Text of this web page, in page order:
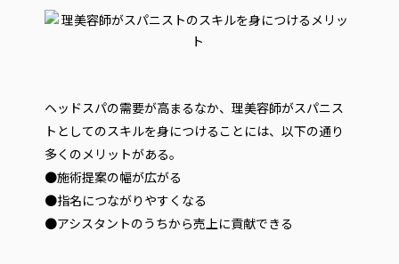
ヘッドスパの需要が高まるなか、理美容師がスパニス
トとしてのスキルを身につけることには、以下の通り
多くのメリットがある。
●施術提案の幅が広がる
●指名につながりやすくなる
●アシスタントのうちから売上に貢献できる